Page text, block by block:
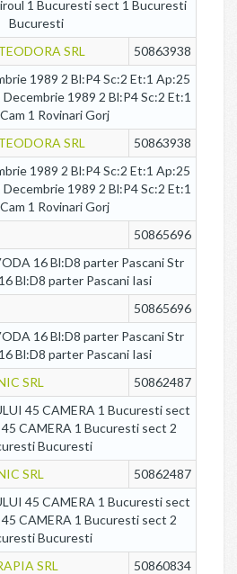
1 Bucuresti sect 1 Bucuresti
Bucuresti
SRL
50863938
1989 2 Bl:P4 Sc:2 Et:1 Ap:25
1989 2 Bl:P4 Sc:2 Et:1
1 Rovinari Gorj
SRL
50863938
1989 2 Bl:P4 Sc:2 Et:1 Ap:25
1989 2 Bl:P4 Sc:2 Et:1
1 Rovinari Gorj
50865696
16 Bl:D8 parter Pascani Str
Bl:D8 parter Pascani Iasi
50865696
16 Bl:D8 parter Pascani Str
Bl:D8 parter Pascani Iasi
SRL
50862487
45 CAMERA 1 Bucuresti sect
CAMERA 1 Bucuresti sect 2
Bucuresti
SRL
50862487
45 CAMERA 1 Bucuresti sect
CAMERA 1 Bucuresti sect 2
Bucuresti
SRL
50860834